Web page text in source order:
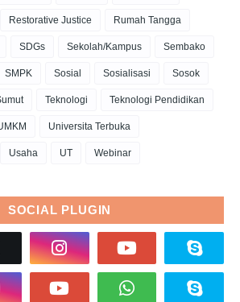
Restorative Justice Rumah Tangga
SDGs Sekolah/Kampus Sembako
SMPK Sosial Sosialisasi Sosok
Teknologi Teknologi Pendidikan
Universita Terbuka
Usaha UT Webinar
SOCIAL PLUGIN